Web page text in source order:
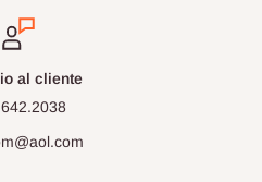
al cliente